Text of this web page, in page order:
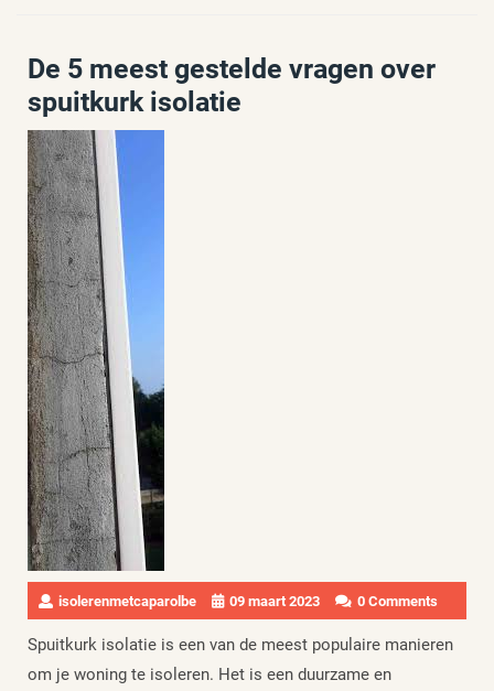
De 5 meest gestelde vragen over
spuitkurk isolatie
isolerenmetcaparolbe 09 maart 2023 0 Comments
Spuitkurk isolatie is een van de meest populaire manieren
om je woning te isoleren. Het is een duurzame en